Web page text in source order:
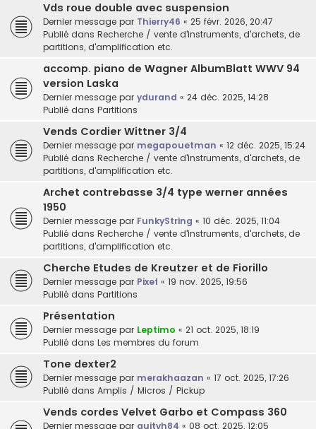
Vds roue double avec suspension
Dernier message par Thierry46 « 25 févr. 2026, 20:47
Publié dans Recherche / vente d'instruments, d'archets, de
partitions, d'amplification etc.
accomp. piano de Wagner AlbumBlatt WWV 94
version Laska
Dernier message par ydurand « 24 déc. 2025, 14:28
Publié dans Partitions
Vends Cordier Wittner 3/4
Dernier message par megapouetman « 12 déc. 2025, 15:24
Publié dans Recherche / vente d'instruments, d'archets, de
partitions, d'amplification etc.
Archet contrebasse 3/4 type werner années
1950
Dernier message par FunkyString « 10 déc. 2025, 11:04
Publié dans Recherche / vente d'instruments, d'archets, de
partitions, d'amplification etc.
Cherche Etudes de Kreutzer et de Fiorillo
Dernier message par Pixef « 19 nov. 2025, 19:56
Publié dans Partitions
Présentation
Dernier message par Leptimo « 21 oct. 2025, 18:19
Publié dans Les membres du forum
Tone dexter2
Dernier message par merakhaazan « 17 oct. 2025, 17:26
Publié dans Amplis / Micros / Pickup
Vends cordes Velvet Garbo et Compass 360
Dernier message par guitvh84 « 08 oct. 2025, 12:05